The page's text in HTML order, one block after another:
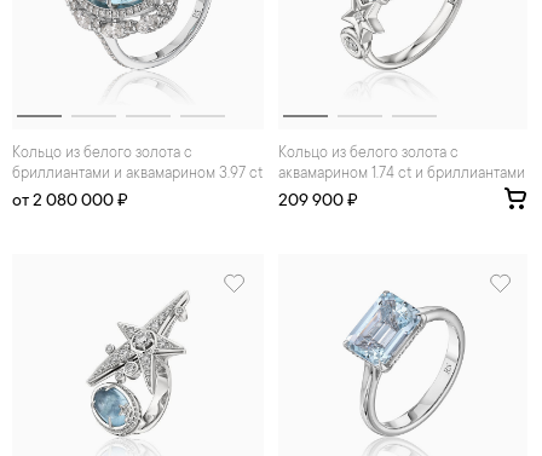
Кольцо из белого золота с
бриллиантами и аквамарином 3.97 ct
от 2 080 000 ₽
Кольцо из белого золота с
аквамарином 1.74 ct и бриллиантами
209 900 ₽